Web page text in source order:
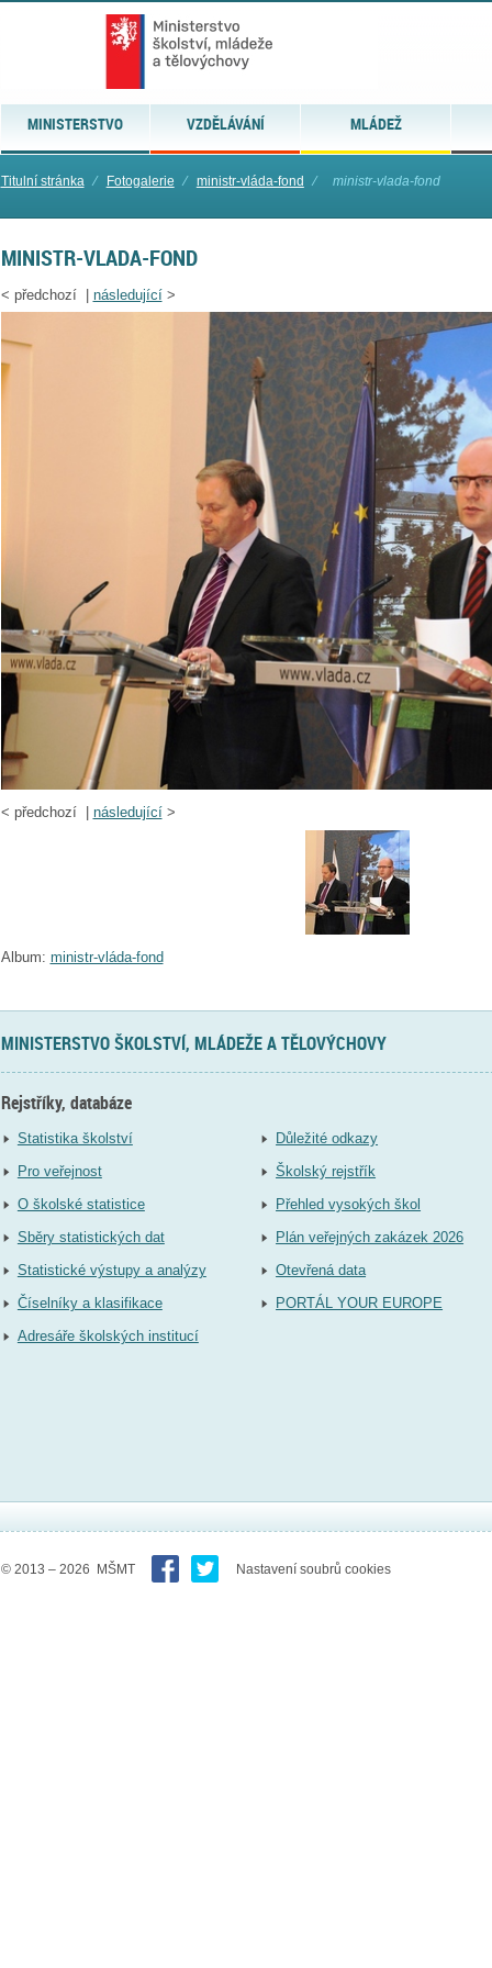
MINISTERSTVO VZDĚLÁVÁNÍ MLÁDEŽ
Titulní stránka ⁄ Fotogalerie ⁄ ministr-vláda-fond ⁄ ministr-vlada-fond
MINISTR-VLADA-FOND
< předchozí | následující>
< předchozí | následující>
Album: ministr-vláda-fond
MINISTERSTVO ŠKOLSTVÍ, MLÁDEŽE A TĚLOVÝCHOVY
Rejstříky, databáze
Statistika školství
Pro veřejnost
O školské statistice
Sběry statistických dat
Statistické výstupy a analýzy
Číselníky a klasifikace
Adresáře školských institucí
Důležité odkazy
Školský rejstřík
Přehled vysokých škol
Plán veřejných zakázek 2026
Otevřená data
PORTÁL YOUR EUROPE
© 2013 – 2026 MŠMT Nastavení soubrů cookies